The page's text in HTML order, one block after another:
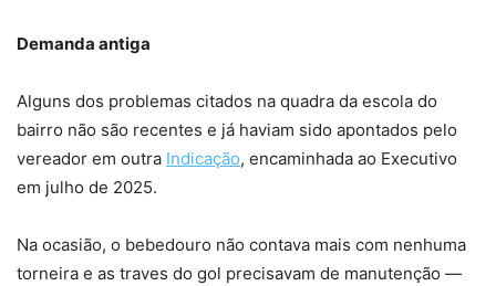
Demanda antiga
Alguns dos problemas citados na quadra da escola do
bairro não são recentes e já haviam sido apontados pelo
vereador em outra Indicação, encaminhada ao Executivo
em julho de 2025.
Na ocasião, o bebedouro não contava mais com nenhuma
torneira e as traves do gol precisavam de manutenção —